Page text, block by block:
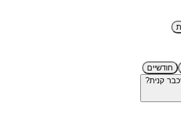
חודשיים
קנית?